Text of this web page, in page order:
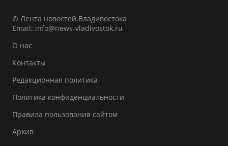
© Лента новостей Владивостока
Email: info@news-vladivostok.ru
О нас
Контакты
Редакционная политика
Политика конфиденциальности
Правила пользования сайтом
Архив